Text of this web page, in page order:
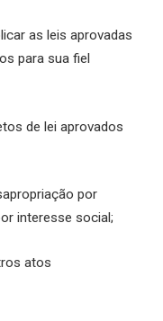
as leis aprovadas
para sua fiel
de lei aprovados
por
interesse social;
atos